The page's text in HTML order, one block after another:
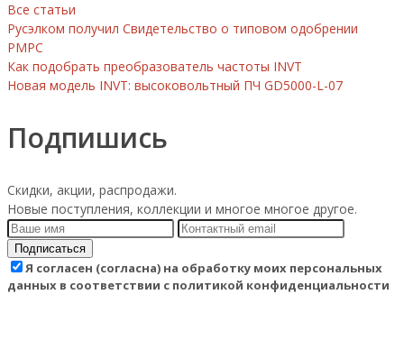
Все статьи
Русэлком получил Свидетельство о типовом одобрении
РМРС
Как подобрать преобразователь частоты INVT
Новая модель INVT: высоковольтный ПЧ GD5000-L-07
Подпишись
Скидки, акции, распродажи.
Новые поступления, коллекции и многое многое другое.
Подписаться
Я согласен (согласна) на обработку моих персональных
данных в соответствии с политикой конфиденциальности